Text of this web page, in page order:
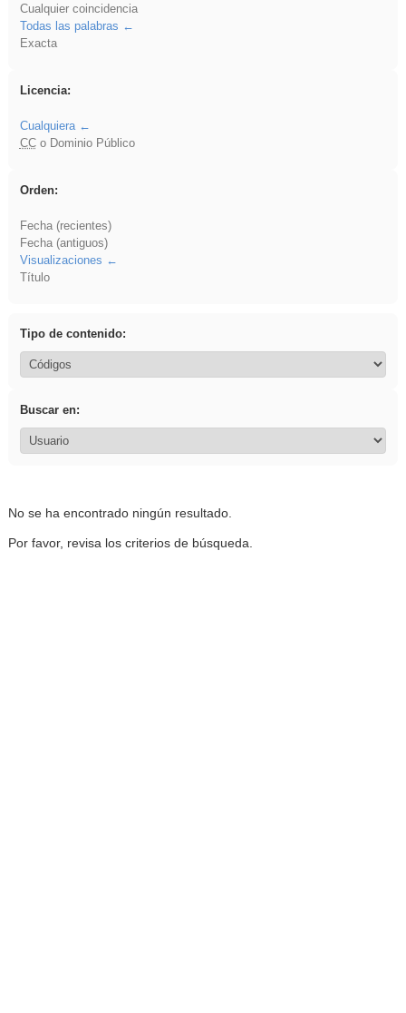
Cualquier coincidencia
Todas las palabras
Exacta
Licencia:
Cualquiera
CCo Dominio Público
Orden:
Fecha (recientes)
Fecha (antiguos)
Visualizaciones
Título
Tipo de contenido:
Buscar en:
No se ha encontrado ningún resultado.
Por favor, revisa los criterios de búsqueda.